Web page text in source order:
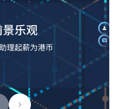
景乐观
理起薪为港币